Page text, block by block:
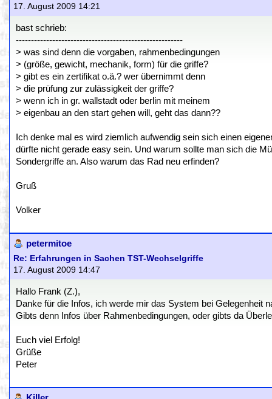
17. August 2009 14:21
bast schrieb:
-------------------------------------------------------
> was sind denn die vorgaben, rahmenbedingungen
> (größe, gewicht, mechanik, form) für die griffe?
> gibt es ein zertifikat o.ä.? wer übernimmt denn
> die prüfung zur zulässigkeit der griffe?
> wenn ich in gr. wallstadt oder berlin mit meinem
> eigenbau an den start gehen will, geht das dann??
Ich denke mal es wird ziemlich aufwendig sein sich einen
dürfte nicht gerade easy sein. Und warum sollte man sich die
Sondergriffe an. Also warum das Rad neu erfinden?
Gruß
Volker
petermitoe
Re: Erfahrungen in Sachen TST-Wechselgriffe
17. August 2009 14:47
Hallo Frank (Z.),
Danke für die Infos, ich werde mir das System bei Gelegenheit
Gibts denn Infos über Rahmenbedingungen, oder gibts da
Euch viel Erfolg!
Grüße
Peter